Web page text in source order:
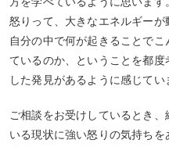
怒りって、大きなエネルギーが
自分の中で何が起きることで
ているのか、ということを都
した発見があるように感じてい
ご相談をお受けしているとき
いる現状に強い怒りの気持ち